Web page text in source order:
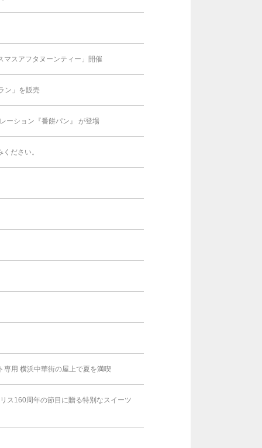
スアフタヌーンティー」開催
ン」を販売
ーション『番餅パン』 が登場
ださい。
用 横浜中華街の屋上で夏を満喫
ス160周年の節目に贈る特別なスイーツ